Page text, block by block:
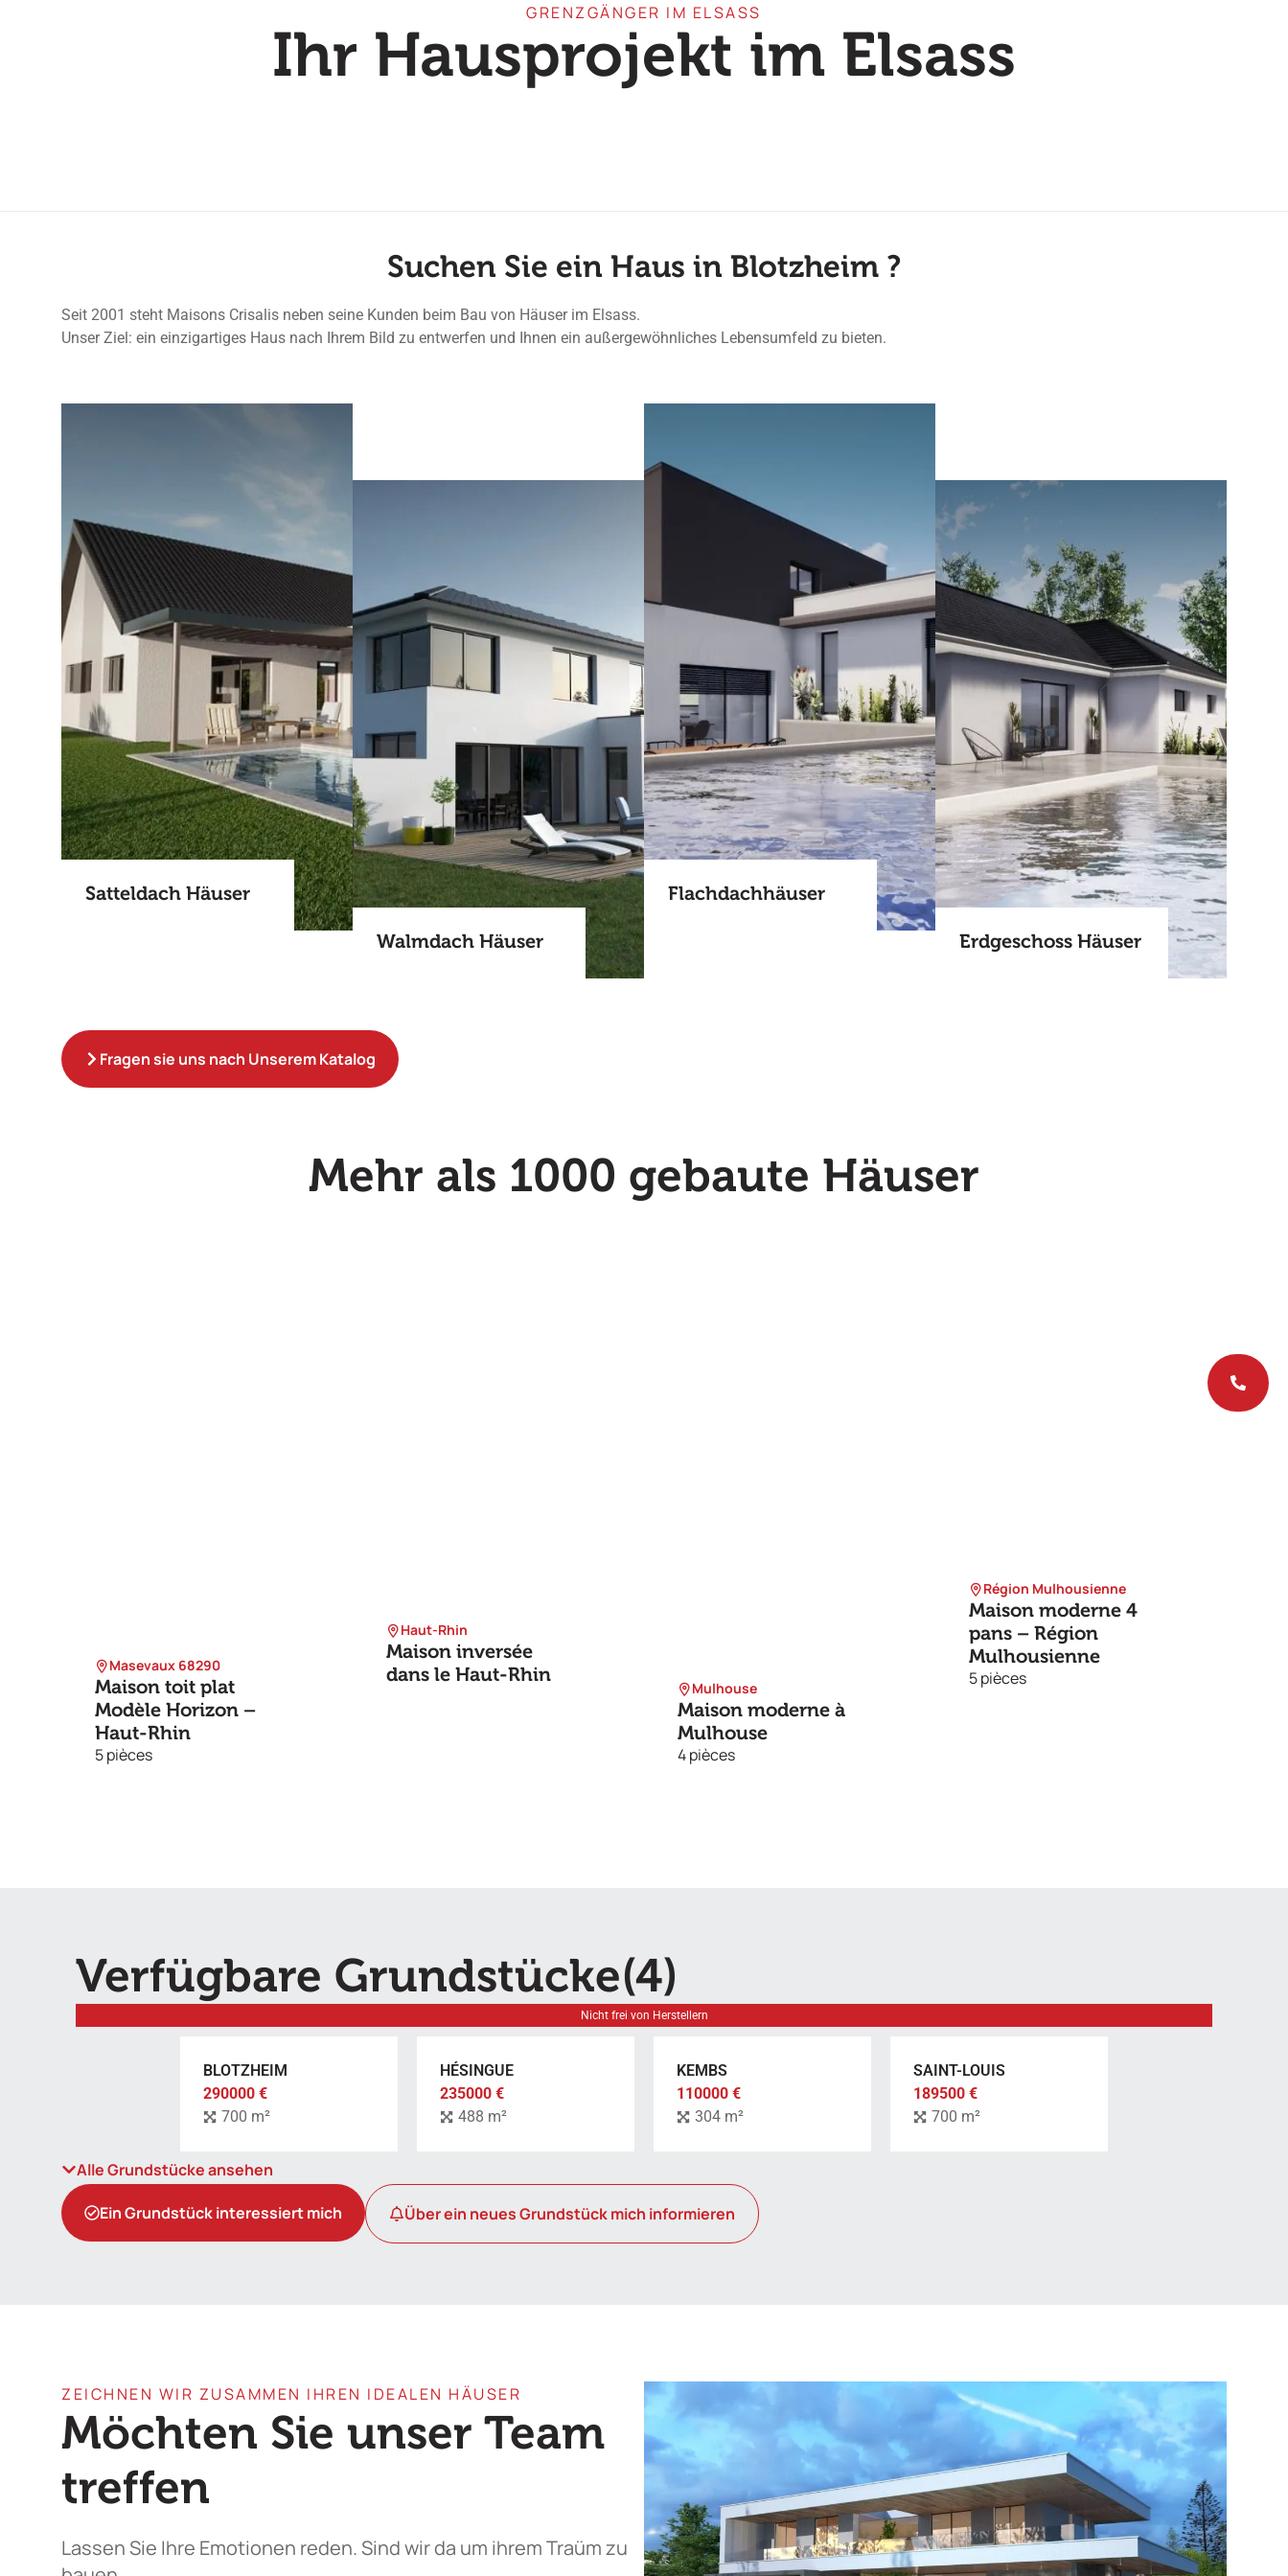
GRENZGÄNGER IM ELSASS
Ihr Hausprojekt im Elsass
Suchen Sie ein Haus in Blotzheim ?
Seit 2001 steht Maisons Crisalis neben seine Kunden beim Bau von Häuser im Elsass.
Unser Ziel: ein einzigartiges Haus nach Ihrem Bild zu entwerfen und Ihnen ein außergewöhnliches Lebensumfeld zu bieten.
Satteldach Häuser​
Walmdach Häuser
Flachdachhäuser
Erdgeschoss Häuser
Fragen sie uns nach Unserem Katalog
Mehr als 1000 gebaute Häuser
Masevaux 68290
Maison toit plat
Modèle Horizon –
Haut-Rhin
5 pièces
Haut-Rhin
Maison inversée
dans le Haut-Rhin
Mulhouse
Maison moderne à
Mulhouse
4 pièces
Région Mulhousienne
Maison moderne 4
pans – Région
Mulhousienne
5 pièces
Verfügbare Grundstücke(4)
Nicht frei von Herstellern
BLOTZHEIM
290000 €
700 m²
HÉSINGUE
235000 €
488 m²
KEMBS
110000 €
304 m²
SAINT-LOUIS
189500 €
700 m²
Alle Grundstücke ansehen
Ein Grundstück interessiert mich Über ein neues Grundstück mich informieren
ZEICHNEN WIR ZUSAMMEN IHREN IDEALEN HÄUSER
Möchten Sie unser Team
treffen
Lassen Sie Ihre Emotionen reden. Sind wir da um ihrem Traüm zu